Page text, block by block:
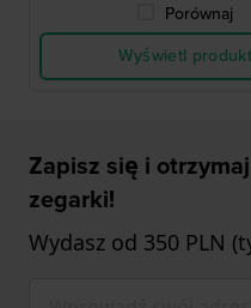
Porównaj
Wyświetl produkt
Zapisz się i
zegarki!
Wydasz od 350 PLN